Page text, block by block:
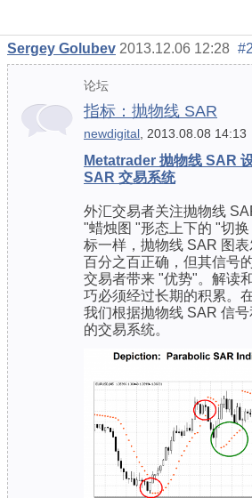
Sergey Golubev 2013.12.06 12:28 #2
论坛
指标：抛物线 SAR
newdigital , 2013.08.08 14:13
Metatrader 抛物线 SAR
SAR 交易系统
外汇交易者关注抛物线
"蜡烛图 "形态上下的 "切
标一样，抛物线 SAR 图
百分之百正确，但其信号
交易者带来 "优势"。解读
巧必须经过长期的积累。
我们根据抛物线 SAR 信
的交易系统。